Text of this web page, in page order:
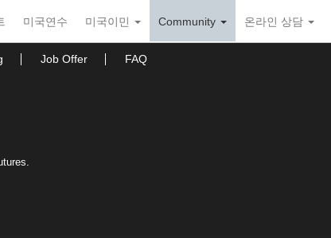
미국연수 미국이민 Community 온라인 상담
Job Offer FAQ